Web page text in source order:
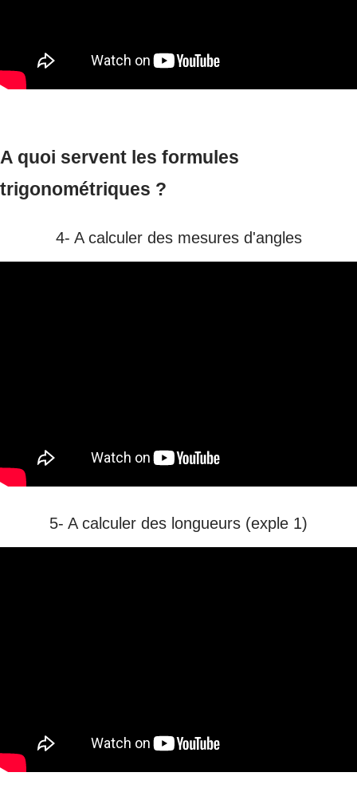
A quoi servent les formules
trigonométriques ?
4- A calculer des mesures d'angles
5- A calculer des longueurs (exple 1)